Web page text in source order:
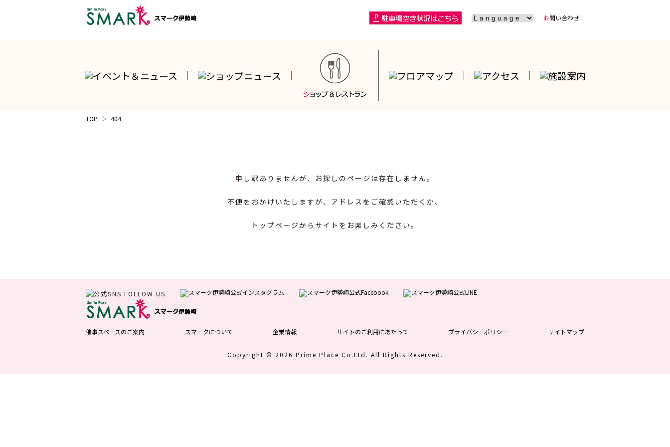
お問い合わせ
TOP 404
申し訳ありませんが、お探しのページは存在しません。
不便をおかけいたしますが、アドレスをご確認いただくか、
トップページからサイトをお楽しみください。
催事スペースのご案内 スマークについて 企業情報 サイトのご利用にあたって プライバシーポリシー サイトマップ
Copyright © 2026 Prime Place Co.Ltd. All Rights Reserved.